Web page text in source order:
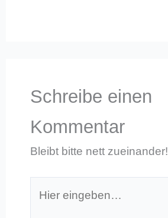
Schreibe einen
Kommentar
Bleibt bitte nett zueinander!
eingeben…